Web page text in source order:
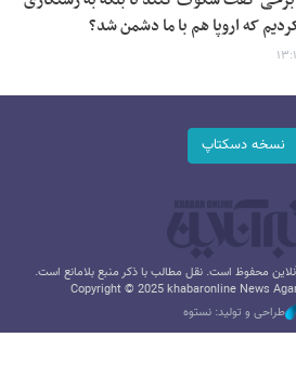
که اروپا هم با ما دشمن شد؟
نسخه دسکتاپ
محفوظ است. نقل مطالب با ذکر منبع بلامانع است.
Copyright © 2025 khabaronline News
طراحی و تولید: نستوه